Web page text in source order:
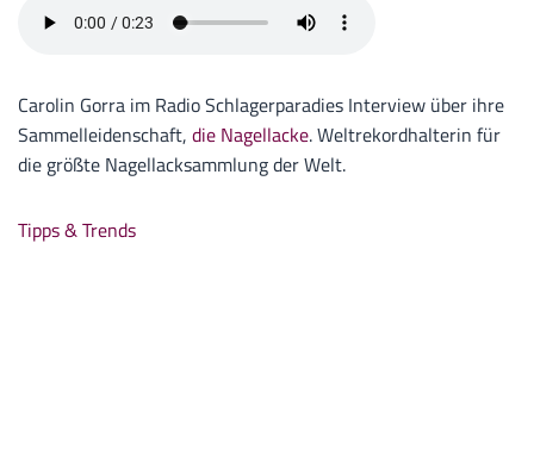
Carolin Gorra im Radio Schlagerparadies Interview über ihre
Sammelleidenschaft, die Nagellacke. Weltrekordhalterin für
die größte Nagellacksammlung der Welt.
Tipps & Trends